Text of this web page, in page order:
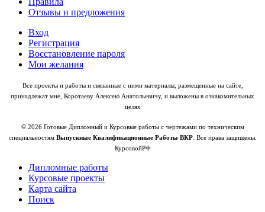
Отзывы и предложения
Вход
Регистрация
Восстановление пароля
Мои желания
Все проекты и работы и связанные с ними материалы, размещенные на сайте,
принадлежат мне, Коротаеву Алексею Анатольевичу, и выложены в ознакомительных
целях
© 2026 Готовые Дипломный и Курсовые работы с чертежами по техническим
специальностям Выпускные Квалификационные Работы ВКР. Все права защищены.
КурсовойРФ
Дипломные работы
Курсовые проекты
Карта сайта
Поиск